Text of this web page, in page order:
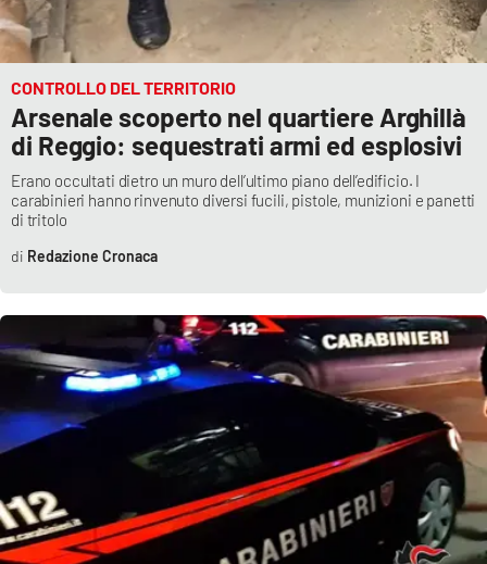
CONTROLLO DEL TERRITORIO
Arsenale scoperto nel quartiere Arghillà
di Reggio: sequestrati armi ed esplosivi
Erano occultati dietro un muro dell’ultimo piano dell’edificio. I
carabinieri hanno rinvenuto diversi fucili, pistole, munizioni e panetti
di tritolo
Redazione Cronaca